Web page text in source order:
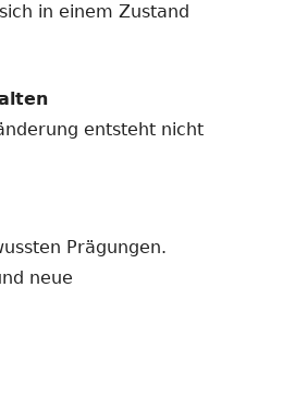
in einem Zustand
entsteht nicht
Prägungen.
neue